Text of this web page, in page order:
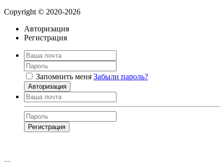
Copyright © 2020-2026
Авторизация
Регистрация
Запомнить меня Забыли пароль?
Авторизация
Регистрация